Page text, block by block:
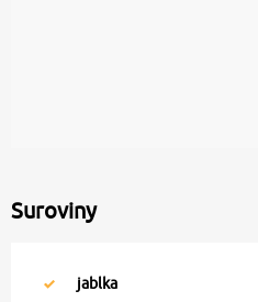
Suroviny
jablka